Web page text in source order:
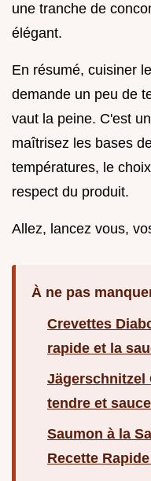
une tranche de
élégant.
En résumé, cuisiner
demande un peu de
vaut la peine. C'est
maîtrisez les bases
températures, le
respect du produit.
Allez, lancez vous,
À ne pas
Crevettes
rapide et la
Jägerschnitzel
tendre et
Saumon à la
Recette